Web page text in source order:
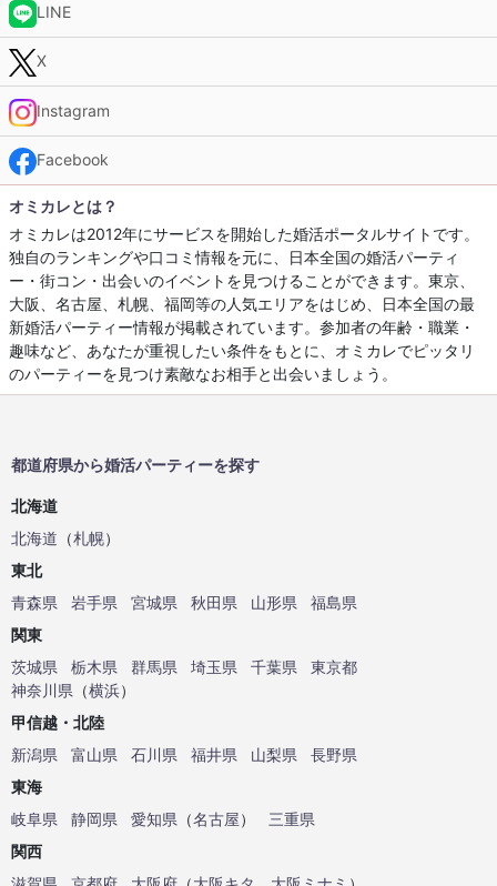
LINE
X
Instagram
Facebook
オミカレとは？
オミカレは2012年にサービスを開始した婚活ポータルサイトです。
独自のランキングや口コミ情報を元に、日本全国の婚活パーティ
ー・街コン・出会いのイベントを見つけることができます。東京、
大阪、名古屋、札幌、福岡等の人気エリアをはじめ、日本全国の最
新婚活パーティー情報が掲載されています。参加者の年齢・職業・
趣味など、あなたが重視したい条件をもとに、オミカレでピッタリ
のパーティーを見つけ素敵なお相手と出会いましょう。
都道府県から婚活パーティーを探す
北海道
北海道 （札幌）
東北
青森県
岩手県 宮城県 秋田県 山形県
福島県
関東
茨城県
栃木県 群馬県 埼玉県 千葉県
東京都
神奈川県 （横浜）
甲信越・北陸
新潟県
富山県 石川県 福井県 山梨県
長野県
東海
岐阜県
静岡県 愛知県 （名古屋）
三重県
関西